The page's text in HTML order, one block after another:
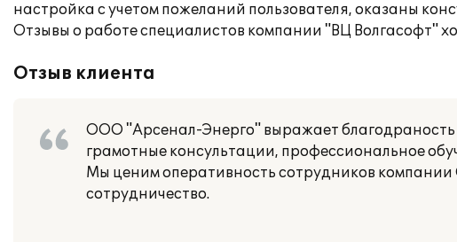
настройка с учетом пожеланий пользователя, оказаны
Отзывы о работе специалистов компании "ВЦ Волгасофт"
Отзыв клиента
ООО "Арсенал-Энерго" выражает
грамотные консультации, профессиональное
Мы ценим оперативность сотрудников
сотрудничество.